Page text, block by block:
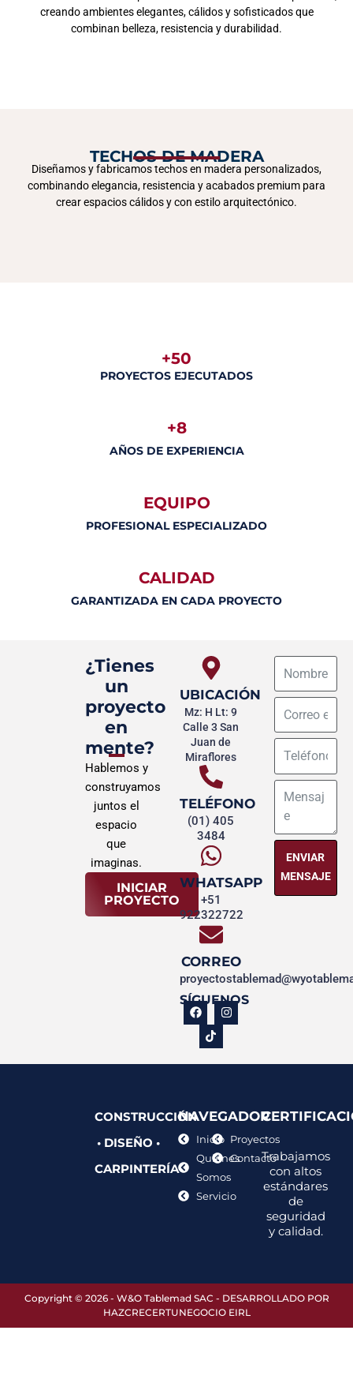
creando ambientes elegantes, cálidos y sofisticados que
combinan belleza, resistencia y durabilidad.
TECHOS DE MADERA
Diseñamos y fabricamos techos en madera personalizados,
combinando elegancia, resistencia y acabados premium para
crear espacios cálidos y con estilo arquitectónico.
+50
PROYECTOS EJECUTADOS
+8
AÑOS DE EXPERIENCIA
EQUIPO
PROFESIONAL ESPECIALIZADO
CALIDAD
GARANTIZADA EN CADA PROYECTO
¿Tienes
un
proyecto
en
mente?
Hablemos y
construyamos
juntos el
espacio
que
imaginas.
INICIAR
PROYECTO
UBICACIÓN
Mz: H Lt: 9
Calle 3 San
Juan de
Miraflores
TELÉFONO
(01) 405
3484
WHATSAPP
+51
922322722
CORREO
SÍGUENOS
ENVIAR
MENSAJE
CONSTRUCCIÓN
• DISEÑO •
CARPINTERÍA
NAVEGADOR
Inicio
Quiénes
Somos
Servicio
Proyectos
ContactoTrabajamos
con altos
estándares
de
seguridad
y calidad.
Copyright © 2026 - W&O Tablemad SAC - DESARROLLADO POR
HAZCRECERTUNEGOCIO EIRL